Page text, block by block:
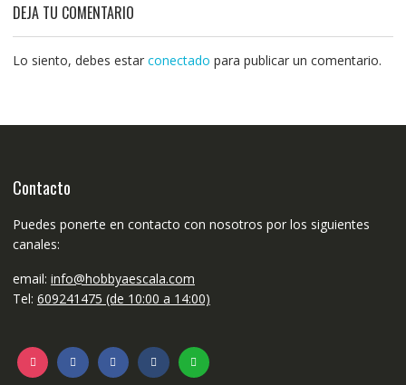
DEJA TU COMENTARIO
Lo siento, debes estar conectado para publicar un comentario.
Contacto
Puedes ponerte en contacto con nosotros por los siguientes
canales:
email: info@hobbyaescala.com
Tel: 609241475 (de 10:00 a 14:00)